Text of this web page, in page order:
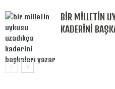
BİR MİLLETİN
KADERİNİ